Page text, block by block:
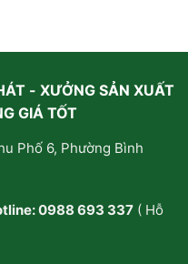
- XƯỞNG SẢN XUẤT
GIÁ TỐT
Phố 6, Phường Bình
0988 693 337 ( Hỗ